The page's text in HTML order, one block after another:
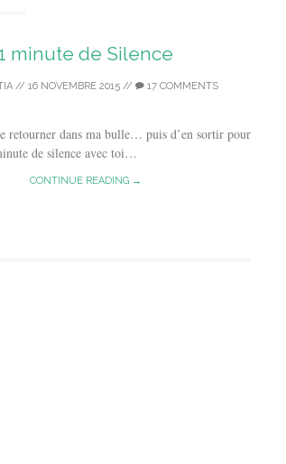
minute de Silence
// 16 NOVEMBRE 2015// 17 COMMENTS
retourner dans ma bulle… puis d’en sortir pour
de silence avec toi…
CONTINUE READING →